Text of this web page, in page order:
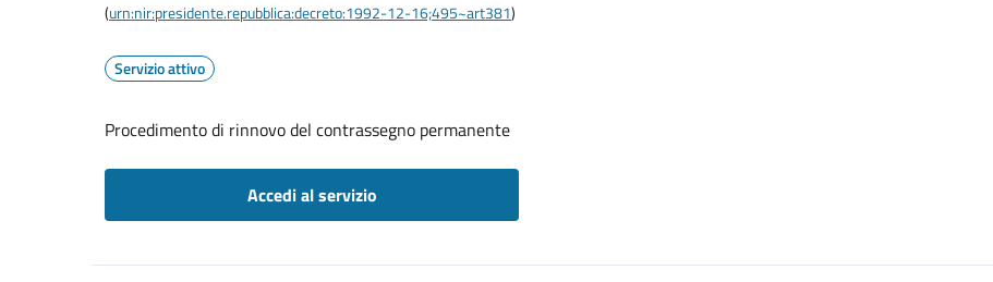
(urn:nir:presidente.repubblica:decreto:1992-12-16;495~art381)
Servizio attivo
Procedimento di rinnovo del contrassegno permanente
Accedi al servizio